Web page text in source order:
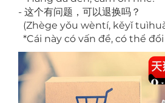
- 这个有问题，可以退换吗？
(Zhège yǒu wèntí, kěyǐ
*Cái này có vấn đề, có thể